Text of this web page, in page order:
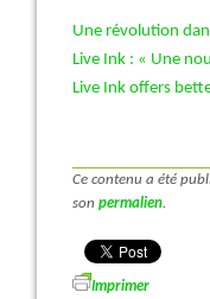
Une révolution
Live Ink : « Une
Live Ink offers
Ce contenu a été
son permalien.
Imprimer